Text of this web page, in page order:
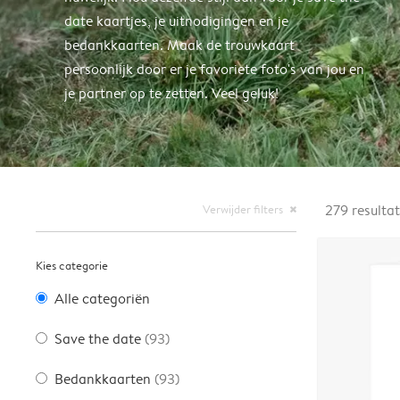
date kaartjes, je uitnodigingen en je
bedankkaarten. Maak de trouwkaart
persoonlijk door er je favoriete foto's van jou en
je partner op te zetten. Veel geluk!
Verwijder filters close
Kies categorie
Alle categoriën
Save the date (93)
Bedankkaarten (93)
279